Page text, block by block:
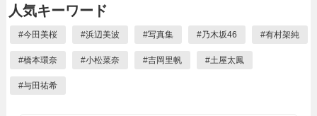
人気キーワード
#今田美桜 #浜辺美波 #写真集 #乃木坂46 #有村架純
#橋本環奈 #小松菜奈 #吉岡里帆 #土屋太鳳
#与田祐希